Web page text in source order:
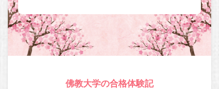
佛教大学の合格体験記